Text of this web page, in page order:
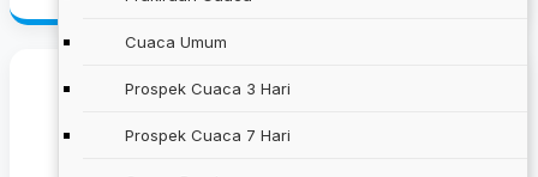
Cuaca Umum
Prospek Cuaca 3 Hari
Prospek Cuaca 7 Hari